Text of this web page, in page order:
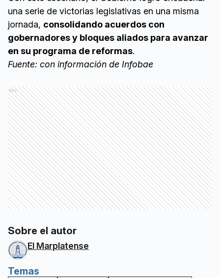
una serie de victorias legislativas en una misma
jornada, consolidando acuerdos con
gobernadores y bloques aliados para avanzar
en su programa de reformas.
Fuente: con información de Infobae
Ads
Sobre el autor
El Marplatense
Temas